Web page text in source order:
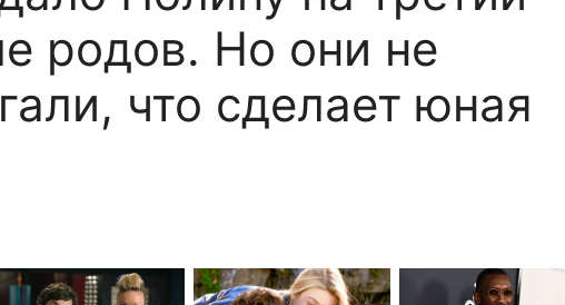
родов. Но они не
что сделает юная